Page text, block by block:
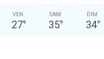
VEN
27°
SAM
35°
DIM
34°